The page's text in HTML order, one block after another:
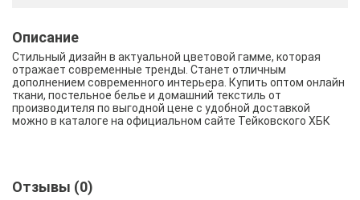
Описание
Стильный дизайн в актуальной цветовой гамме, которая
отражает современные тренды. Станет отличным
дополнением современного интерьера. Купить оптом онлайн
ткани, постельное белье и домашний текстиль от
производителя по выгодной цене с удобной доставкой
можно в каталоге на официальном сайте Тейковского ХБК
Отзывы (0)